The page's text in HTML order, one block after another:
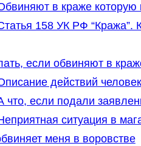
в краже которую
158 УК РФ “Кража”.
если обвиняют в
действий
что, если подали
ситуация в
меня в воровстве